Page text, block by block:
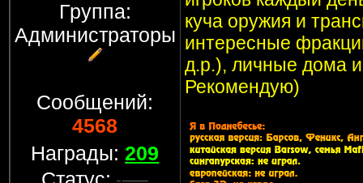
Группа:
Администраторы
Сообщений:
4568
Награды:209
куча оружия и
интересные
д.р.), личные дома
Рекомендую)